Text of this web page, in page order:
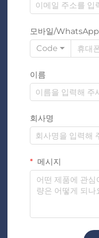
모바일/WhatsApp
Code
이름
회사명
메시지